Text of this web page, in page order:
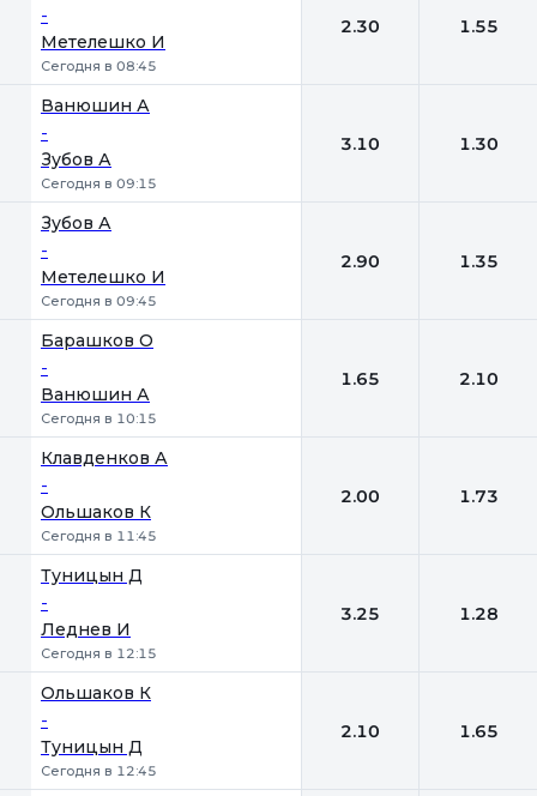
-
Метелешко И
Сегодня в 08:45
2.30 1.55
Ванюшин А
-
Зубов А
Сегодня в 09:15
3.10 1.30
Зубов А
-
Метелешко И
Сегодня в 09:45
2.90 1.35
Барашков О
-
Ванюшин А
Сегодня в 10:15
1.65 2.10
Клавденков А
-
Ольшаков К
Сегодня в 11:45
2.00 1.73
Туницын Д
-
Леднев И
Сегодня в 12:15
3.25 1.28
Ольшаков К
-
Туницын Д
Сегодня в 12:45
2.10 1.65